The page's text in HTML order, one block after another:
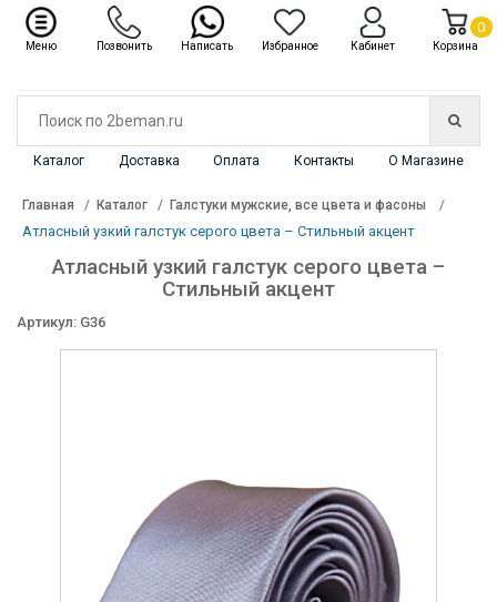
Каталог Доставка Оплата Контакты О Магазине
Каталог ✖
Главная Каталог Галстуки мужские, все цвета и фасоны
Атласный узкий галстук серого цвета – Стильный акцент
Атласный узкий галстук серого цвета –
Стильный акцент
Артикул: G36
Меню Позвонить Написать Избранное Кабинет Корзина
0